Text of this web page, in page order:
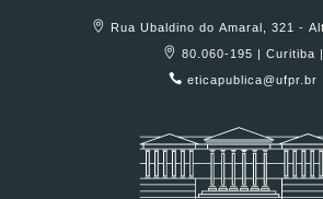
Rua Ubaldino do Amaral, 321 -
80.060-195 | Curitiba |
eticapublica@ufpr.br